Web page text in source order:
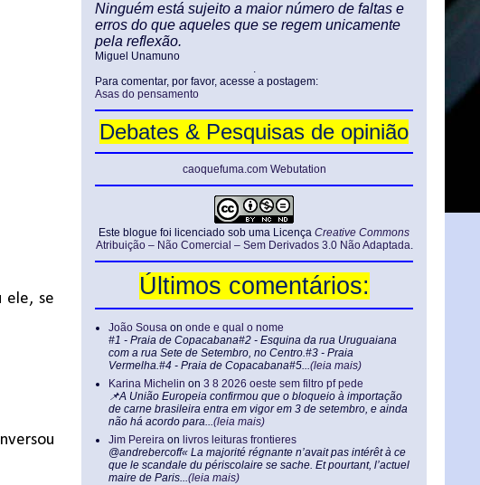
ele, se
Ninguém está sujeito a maior número de faltas e
erros do que aqueles que se regem unicamente
pela reflexão.
Miguel Unamuno
.
Para comentar, por favor, acesse a postagem:
Asas do pensamento
Debates & Pesquisas de opinião
caoquefuma.com Webutation
Este blogue foi licenciado sob uma Licença Creative Commons
Atribuição – Não Comercial – Sem Derivados 3.0 Não Adaptada.
Últimos comentários:
João Sousa on onde e qual o nome
#1 - Praia de Copacabana#2 - Esquina da rua Uruguaiana
com a rua Sete de Setembro, no Centro.#3 - Praia
Vermelha.#4 - Praia de Copacabana#5...(leia mais)
Karina Michelin on 3 8 2026 oeste sem filtro pf pede
📌A União Europeia confirmou que o bloqueio à importação
de carne brasileira entra em vigor em 3 de setembro, e ainda
não há acordo para...(leia mais)
Jim Pereira on livros leituras frontieres
@andrebercoff« La majorité régnante n’avait pas intérêt à ce
que le scandale du périscolaire se sache. Et pourtant, l’actuel
maire de Paris...(leia mais)